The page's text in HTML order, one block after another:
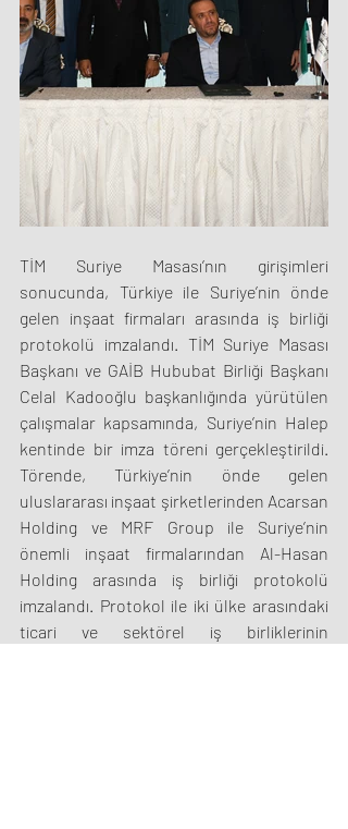
TİM Suriye Masası’nın girişimleri
sonucunda, Türkiye ile Suriye’nin önde
gelen inşaat firmaları arasında iş birliği
protokolü imzalandı. TİM Suriye Masası
Başkanı ve GAİB Hububat Birliği Başkanı
Celal Kadooğlu başkanlığında yürütülen
çalışmalar kapsamında, Suriye’nin Halep
kentinde bir imza töreni gerçekleştirildi.
Törende, Türkiye’nin önde gelen
uluslararası inşaat şirketlerinden Acarsan
Holding ve MRF Group ile Suriye’nin
önemli inşaat firmalarından Al-Hasan
Holding arasında iş birliği protokolü
imzalandı. Protokol ile iki ülke arasındaki
ticari ve sektörel iş birliklerinin